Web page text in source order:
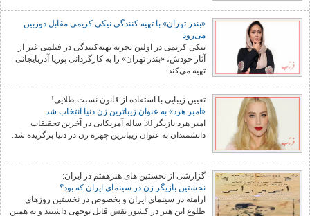
«بندر تهران» با تهیه‌ کنندگی نیکی کریمی مقابل دوربین
می‌رود
نیکی کریمی در اولین تجربه تهیه‌کنندگی در فیلمی غیر از
آثار خودش، «بندر تهران» را به کارگردانی پوریا آذربایجانی
تهیه می‌کند.
تعیین زیبایی با استفاده از قانون نسبت طلایی!
«امبر هرد» به عنوان زیباترین زن دنیا انتخاب شد
امبر هرد بازیگر 30 ساله آمریکایی در آخرین تحقیقات
دانشمندان به عنوان زیباترین چهره زن در دنیا برگزیده شد.
گزارشی از نخستین های هنرهفتم در ایران:
نخستین بازیگر زن در سینمای ایران که بود؟
ارامنه در سینمای ایران و بخصوص در نخستین روزهای
طلوع این هنر در کشور نقش قابل توجهی داشتند و به همین